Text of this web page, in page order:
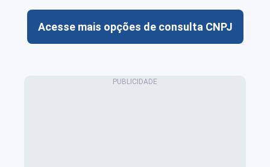
Acesse mais opções de consulta CNPJ